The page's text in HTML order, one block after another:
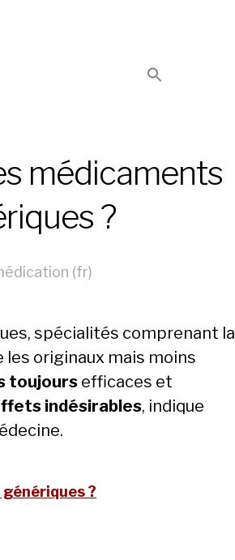
médicaments
?
(fr)
spécialités comprenant la
les originaux mais moins
toujours efficaces et
indésirables, indique
?